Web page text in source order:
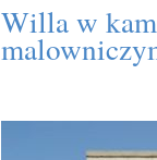
Willa w